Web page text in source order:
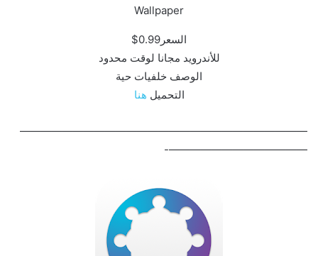
Wallpaper‏
السعر0.99$
للأندرويد مجانا لوقت محدود
الوصف خلفيات حية
التحميل هنا
———————————————————————————
—————————————-